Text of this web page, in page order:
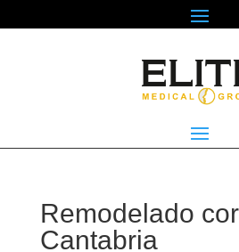
Remodelado
Cantabria